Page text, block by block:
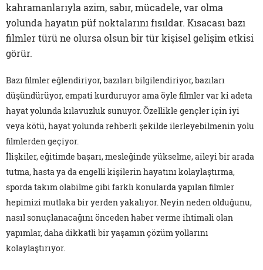
kahramanlarıyla azim, sabır, mücadele, var olma
yolunda hayatın püf noktalarını fısıldar. Kısacası bazı
filmler türü ne olursa olsun bir tür kişisel gelişim etkisi
görür.
Bazı filmler eğlendiriyor, bazıları bilgilendiriyor, bazıları
düşündürüyor, empati kurduruyor ama öyle filmler var ki adeta
hayat yolunda kılavuzluk sunuyor. Özellikle gençler için iyi
veya kötü, hayat yolunda rehberli şekilde ilerleyebilmenin yolu
filmlerden geçiyor.
İlişkiler, eğitimde başarı, mesleğinde yükselme, aileyi bir arada
tutma, hasta ya da engelli kişilerin hayatını kolaylaştırma,
sporda takım olabilme gibi farklı konularda yapılan filmler
hepimizi mutlaka bir yerden yakalıyor. Neyin neden olduğunu,
nasıl sonuçlanacağını önceden haber verme ihtimali olan
yapımlar, daha dikkatli bir yaşamın çözüm yollarını
kolaylaştırıyor.